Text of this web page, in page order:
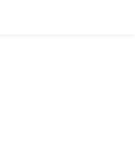
to login.